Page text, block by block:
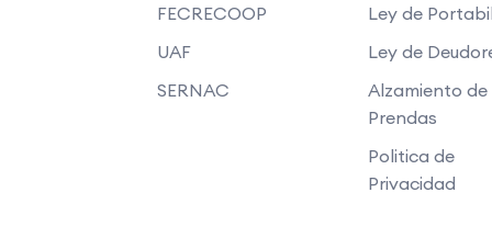
FECRECOOP
UAF
SERNAC
Ley de
Ley de
Alzamiento de
Prendas
Politica de
Privacidad